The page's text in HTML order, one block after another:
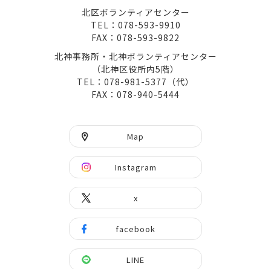
北区ボランティアセンター
TEL：078-593-9910
FAX：078-593-9822
北神事務所・北神ボランティアセンター
（北神区役所内5階）
TEL：078-981-5377（代）
FAX：078-940-5444
Map
Instagram
x
facebook
LINE